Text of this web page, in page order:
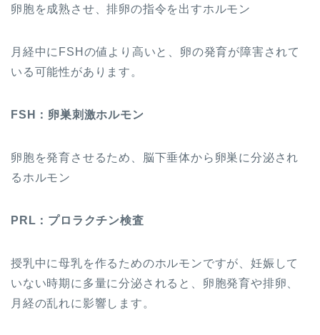
卵胞を成熟させ、排卵の指令を出すホルモン
月経中にFSHの値より高いと、卵の発育が障害されて
いる可能性があります。
FSH：卵巣刺激ホルモン
卵胞を発育させるため、脳下垂体から卵巣に分泌され
るホルモン
PRL：プロラクチン検査
授乳中に母乳を作るためのホルモンですが、妊娠して
いない時期に多量に分泌されると、卵胞発育や排卵、
月経の乱れに影響します。